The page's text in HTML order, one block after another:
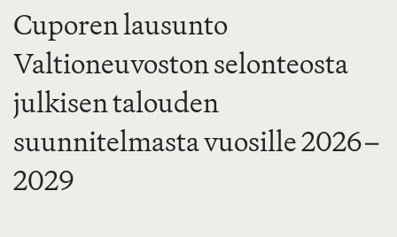
Cuporen lausunto
Valtioneuvoston selonteosta
julkisen talouden
suunnitelmasta vuosille 2026–
2029